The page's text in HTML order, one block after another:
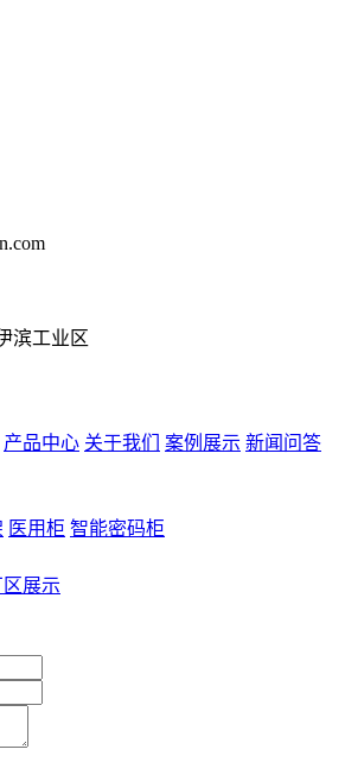
滨工业区
产品中心 关于我们 案例展示 新闻问答
医用柜 智能密码柜
区展示